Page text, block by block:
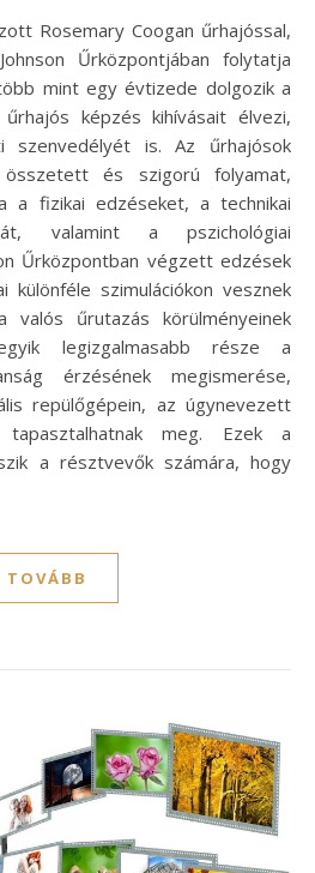
Űrközpontjában folytatja
mint egy évtizede dolgozik a
űrhajós képzés kihívásait élvezi,
szenvedélyét is. Az űrhajósok
összetett és szigorú folyamat,
a fizikai edzéseket, a technikai
valamint a pszichológiai
Űrközpontban végzett edzések
különféle szimulációkon vesznek
űrutazás körülményeinek
legizgalmasabb része a
érzésének megismerése,
repülőgépein, az úgynevezett
tapasztalhatnak meg. Ezek a
a résztvevők számára, hogy
TOVÁBB